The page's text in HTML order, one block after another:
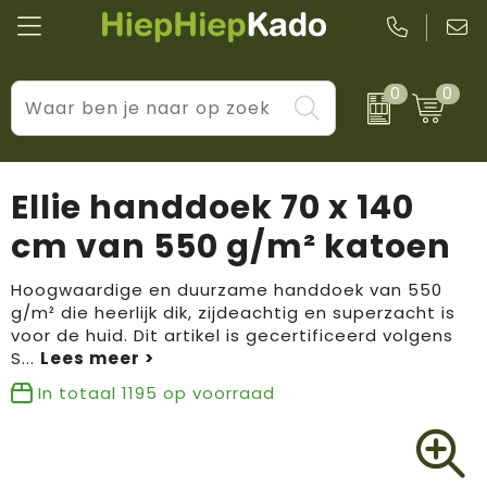
0 0
Kantoor & schrijfwaren
Wellness & verzorging
Tassen & reizen
Huis, tuin & keuken
Levensstijl
Prijs & impact
BIC
Brandflavours
Camelbak
Ellie handdoek 70 x 140
cm van 550 g/m² katoen
Hoogwaardige en duurzame handdoek van 550
g/m² die heerlijk dik, zijdeachtig en superzacht is
voor de huid. Dit artikel is gecertificeerd volgens
S...
In totaal 1195 op voorraad